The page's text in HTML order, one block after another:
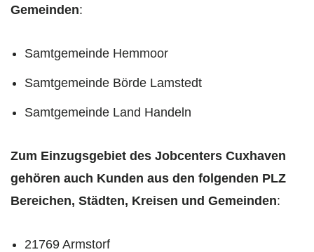
Gemeinden:
Samtgemeinde Hemmoor
Samtgemeinde Börde Lamstedt
Samtgemeinde Land Handeln
Zum Einzugsgebiet des Jobcenters Cuxhaven
gehören auch Kunden aus den folgenden PLZ
Bereichen, Städten, Kreisen und Gemeinden:
21769 Armstorf